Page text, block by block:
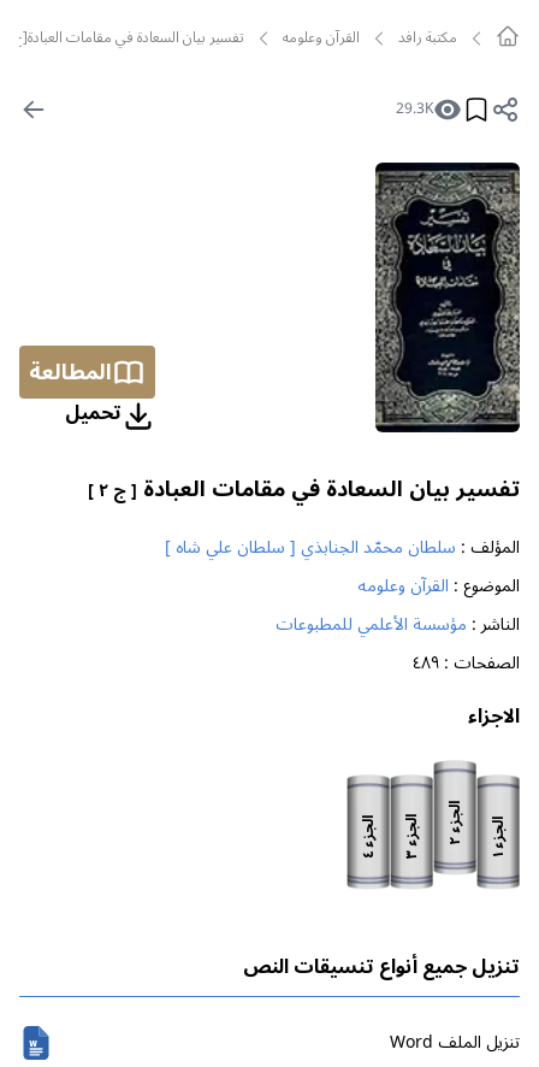
مکتبة رافد القرآن وعلومه تفسير بيان السعادة في مقامات العبادة[ج2]
29.3K
المطالعة
تحمیل
تفسير بيان السعادة في مقامات العبادة [ ج ٢ ]
المؤلف : سلطان محمّد الجنابذي [ سلطان علي شاه ]
الموضوع : القرآن وعلومه
الناشر : مؤسسة الأعلمي للمطبوعات
الصفحات :٤٨٩
الاجزاء
الجزء
١
الجزء
٢ الجزء
٣
الجزء
٤
تنزيل جميع أنواع تنسيقات النص
تنزیل الملف Word